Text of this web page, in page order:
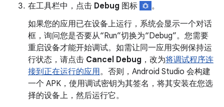
在工具栏中，点击 Debug 图标
。
如果您的应用已在设备上运行，系统会显示一个对话
框，询问您是否要从“Run”切换为“Debug”。您需要
重启设备才能开始调试。如需让同一应用实例保持运
行状态，请点击 Cancel Debug ，改为将调试程序连
接到正在运行的应用。否则，Android Studio 会构建
一个 APK，使用调试密钥为其签名，将其安装在您选
择的设备上，然后运行它。